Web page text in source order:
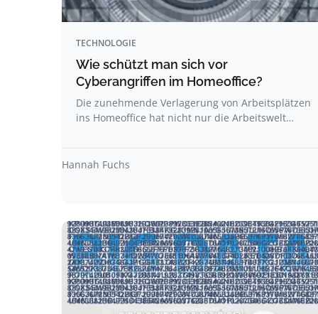
TECHNOLOGIE
Wie schützt man sich vor
Cyberangriffen im Homeoffice?
Die zunehmende Verlagerung von Arbeitsplätzen
ins Homeoffice hat nicht nur die Arbeitswelt…
Hannah Fuchs